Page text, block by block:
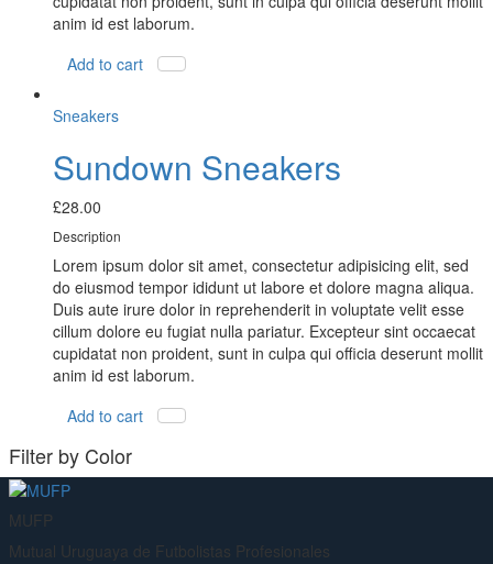
anim id est laborum.
Add to cart
Sneakers
Sundown Sneakers
£28.00
Description
Lorem ipsum dolor sit amet, consectetur adipisicing elit, sed
do eiusmod tempor ididunt ut labore et dolore magna aliqua.
Duis aute irure dolor in reprehenderit in voluptate velit esse
cillum dolore eu fugiat nulla pariatur. Excepteur sint occaecat
cupidatat non proident, sunt in culpa qui officia deserunt mollit
anim id est laborum.
Add to cart
Filter by Color
MUFP
Mutual Uruguaya de Futbolistas Profesionales